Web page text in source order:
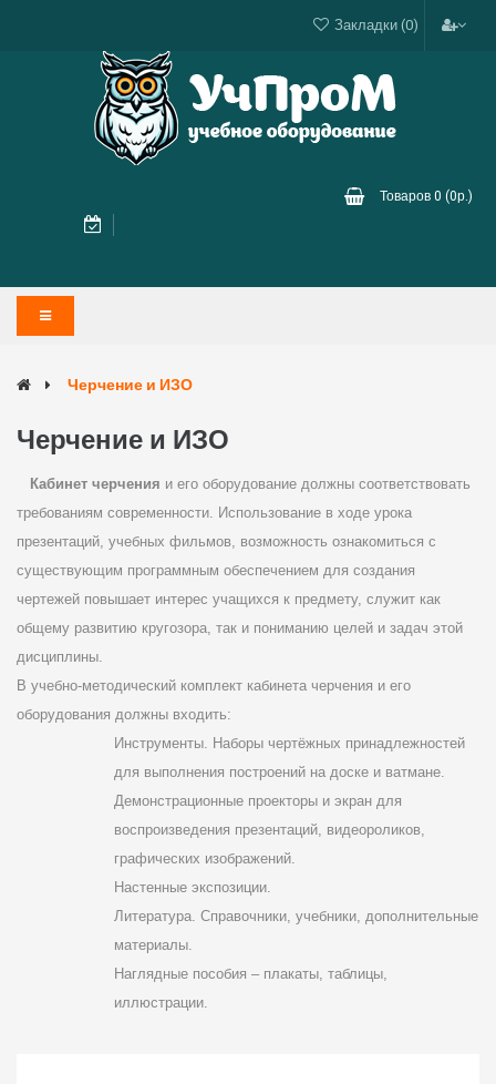
Закладки (0)
Товаров 0 (0р.)
Черчение и ИЗО
Черчение и ИЗО
Кабинет черчения и его оборудование должны соответствовать
требованиям современности. Использование в ходе урока
презентаций, учебных фильмов, возможность ознакомиться с
существующим программным обеспечением для создания
чертежей повышает интерес учащихся к предмету, служит как
общему развитию кругозора, так и пониманию целей и задач этой
дисциплины.
В учебно-методический комплект кабинета черчения и его
оборудования должны входить:
Инструменты. Наборы чертёжных принадлежностей
для выполнения построений на доске и ватмане.
Демонстрационные проекторы и экран для
воспроизведения презентаций, видеороликов,
графических изображений.
Настенные экспозиции.
Литература. Справочники, учебники, дополнительные
материалы.
Наглядные пособия – плакаты, таблицы,
иллюстрации.